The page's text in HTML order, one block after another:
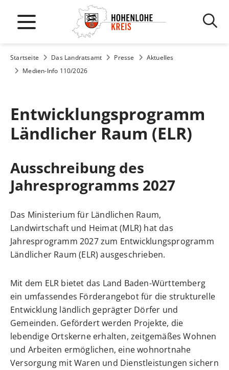
Startseite Das Landratsamt Presse
Aktuelles
Medien-Info 110/2026
Entwicklungsprogramm
Ländlicher Raum (ELR)
Ausschreibung des
Jahresprogramms 2027
Das Ministerium für Ländlichen Raum,
Landwirtschaft und Heimat (MLR) hat das
Jahresprogramm 2027 zum Entwicklungsprogramm
Ländlicher Raum (ELR) ausgeschrieben.
Mit dem ELR bietet das Land Baden-Württemberg
ein umfassendes Förderangebot für die strukturelle
Entwicklung ländlich geprägter Dörfer und
Gemeinden. Gefördert werden Projekte, die
lebendige Ortskerne erhalten, zeitgemäßes Wohnen
und Arbeiten ermöglichen, eine wohnortnahe
Versorgung mit Waren und Dienstleistungen sichern